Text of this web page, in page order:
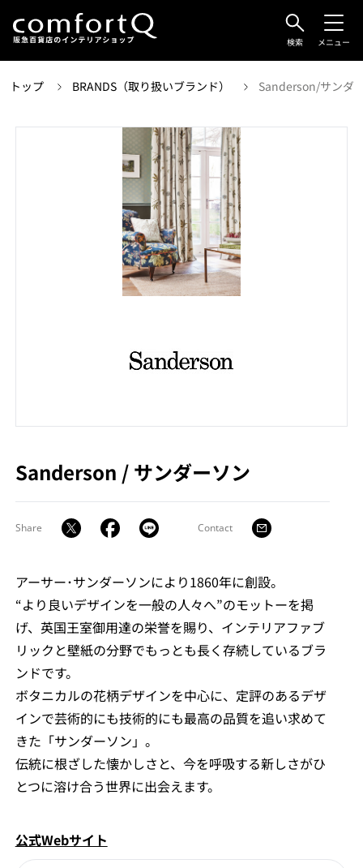
検索 メニュー
トップ BRANDS（取り扱いブランド） Sanderson/サンダ
Sanderson / サンダーソン
Share Contact
アーサー･サンダーソンにより1860年に創設。
“より良いデザインを一般の人々へ”のモットーを掲
げ、英国王室御用達の栄誉を賜り、インテリアファブ
リックと壁紙の分野でもっとも長く存続しているブラ
ンドです。
ボタニカルの花柄デザインを中心に、定評のあるデザ
インで芸術的にも技術的にも最高の品質を追い求めて
きた「サンダーソン」。
伝統に根ざした懐かしさと、今を呼吸する新しさがひ
とつに溶け合う世界に出会えます。
公式Webサイト